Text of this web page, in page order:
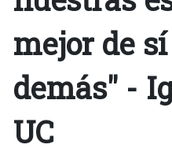
mejor de
demás" -
UC